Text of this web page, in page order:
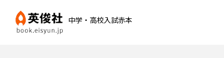
中学・高校入試赤本